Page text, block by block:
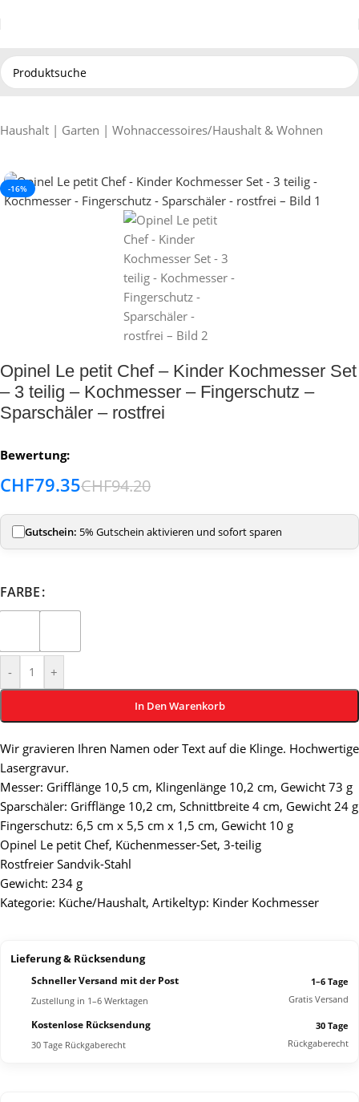
Haushalt | Garten | Wohnaccessoires/Haushalt & Wohnen
-16%
Opinel Le petit Chef – Kinder Kochmesser Set
– 3 teilig – Kochmesser – Fingerschutz –
Sparschäler – rostfrei
Bewertung:
CHF79.35CHF94.20
Gutschein: 5% Gutschein aktivieren und sofort sparen
FARBE
- +
In Den Warenkorb
Wir gravieren Ihren Namen oder Text auf die Klinge. Hochwertige
Lasergravur.
Messer: Grifflänge 10,5 cm, Klingenlänge 10,2 cm, Gewicht 73 g
Sparschäler: Grifflänge 10,2 cm, Schnittbreite 4 cm, Gewicht 24 g
Fingerschutz: 6,5 cm x 5,5 cm x 1,5 cm, Gewicht 10 g
Opinel Le petit Chef, Küchenmesser-Set, 3-teilig
Rostfreier Sandvik-Stahl
Gewicht: 234 g
Kategorie: Küche/Haushalt, Artikeltyp: Kinder Kochmesser
Lieferung & Rücksendung
Schneller Versand mit der Post
Zustellung in 1–6 Werktagen
1–6 Tage
Gratis Versand
Kostenlose Rücksendung
30 Tage Rückgaberecht
30 Tage
Rückgaberecht